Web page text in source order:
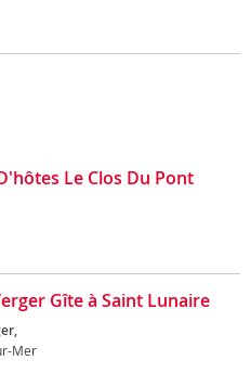
Le Clos Du Pont
Gîte à Saint Lunaire
Mer